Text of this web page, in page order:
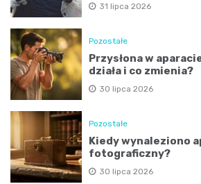
31 lipca 2026
Pozostałe
Przysłona w
działa i co zmienia?
30 lipca 2026
Pozostałe
Kiedy wynaleziono
fotograficzny?
30 lipca 2026